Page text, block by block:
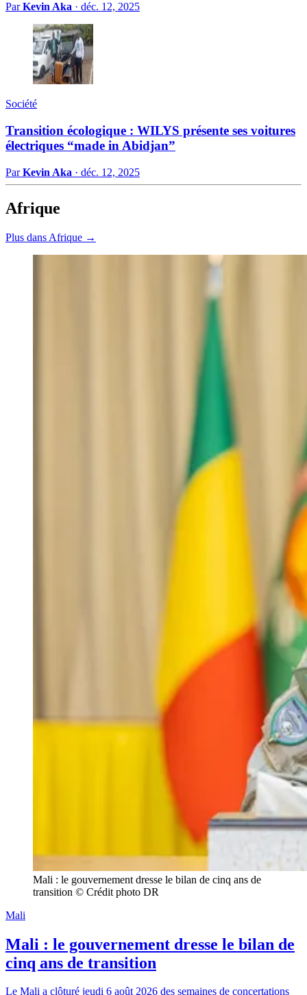
ParKevin Aka · déc. 12, 2025
Société
Transition écologique : WILYS présente ses voitures
électriques “made in Abidjan”
ParKevin Aka · déc. 12, 2025
Afrique
Plus dans Afrique →
Mali : le gouvernement dresse le bilan de cinq ans de
transition © Crédit photo DR
Mali
Mali : le gouvernement dresse le bilan de
cinq ans de transition
Le Mali a clôturé jeudi 6 août 2026 des semaines de concertations